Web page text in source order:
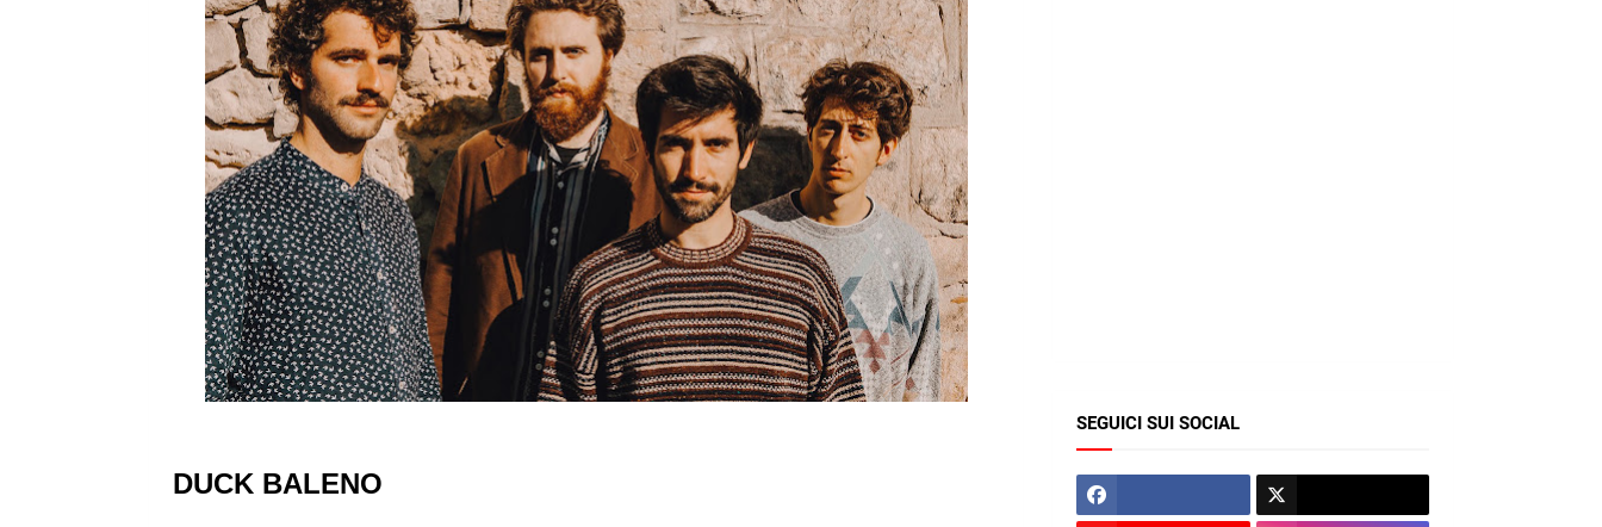
DUCK BALENO
SEGUICI SUI SOCIAL